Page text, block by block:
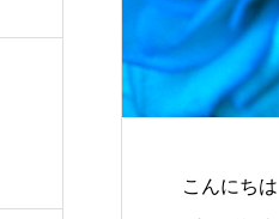
こんにちは